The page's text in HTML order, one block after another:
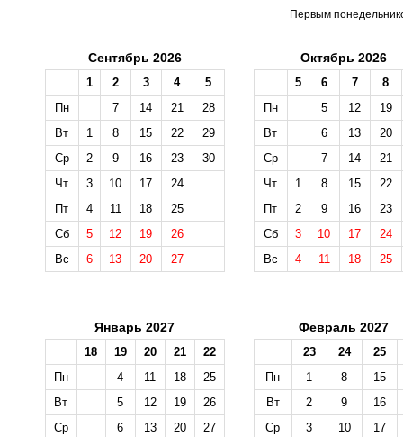
Первым
Сентябрь 2026
1 2 3 4
5
Пн
7 14 21
28
Вт
1 8 15 22
29
Ср
2 9 16 23
30
Чт
3 10 17
24
Пт
4 11 18
25
Сб
5 12 19
26
Вс
6 13 20 27
Октябрь 2026
5 6 7
8
Пн
5 12
19
Вт
6 13
20
Ср
7 14
21
Чт
1 8 15
22
Пт
2 9 16
23
Сб
3 10 17
24
Вс
4 11 18 25
Январь 2027
18 19 20 21
22
Пн
4 11 18
25
Вт
5 12 19
26
Ср
6 13 20
27
Февраль 2027
23 24
25
Пн
1 8
15
Вт
2 9
16
Ср
3 10
17